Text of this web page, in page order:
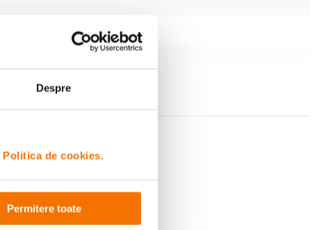
Despre
Politica de cookies.
Permitere toate